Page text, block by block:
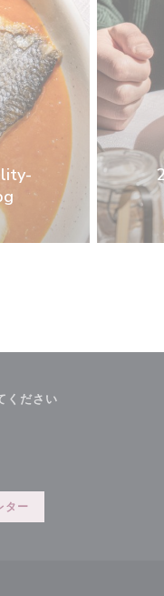
ください
((新しいウィンドウで開
((新しいウィンド
ター